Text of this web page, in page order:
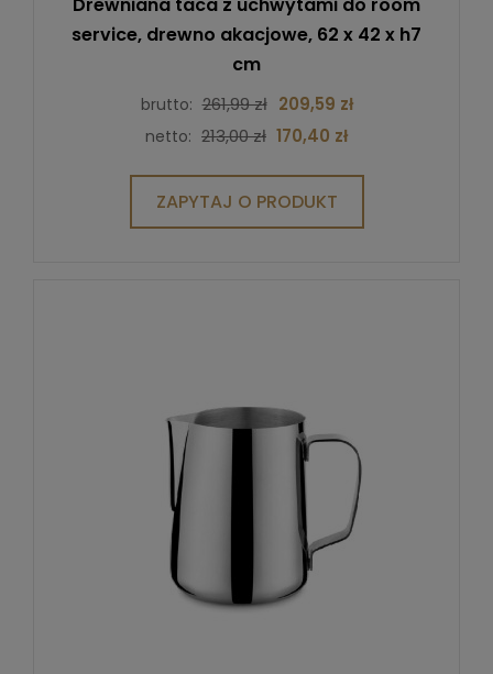
service, drewno akacjowe, 62 x 42 x h7
cm
brutto: 261,99 zł 209,59 zł
netto: 213,00 zł 170,40 zł
ZAPYTAJ O PRODUKT